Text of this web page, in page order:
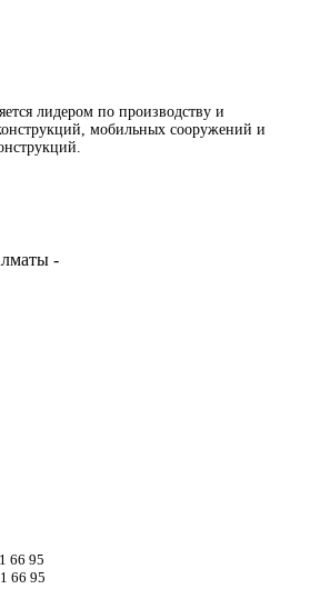
лидером по производству и
мобильных сооружений и
-
66 95
66 95